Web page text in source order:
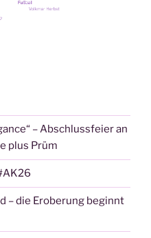
– Abschlussfeier an
plus Prüm
– die Eroberung beginnt